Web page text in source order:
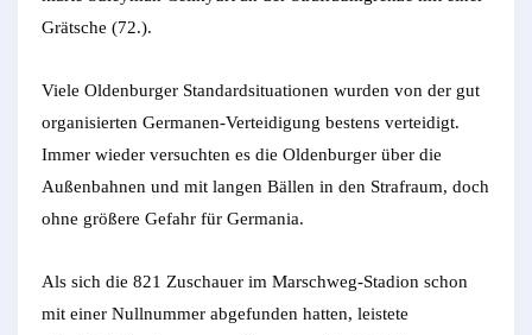
Grätsche (72.).
Viele Oldenburger Standardsituationen wurden von der gut
organisierten Germanen-Verteidigung bestens verteidigt.
Immer wieder versuchten es die Oldenburger über die
Außenbahnen und mit langen Bällen in den Strafraum, doch
ohne größere Gefahr für Germania.
Als sich die 821 Zuschauer im Marschweg-Stadion schon
mit einer Nullnummer abgefunden hatten, leistete